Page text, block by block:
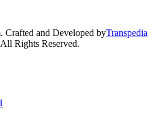
Crafted and Developed byTranspedia
Rights Reserved.